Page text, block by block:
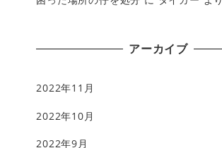
アーカイブ
2022年11月
2022年10月
2022年9月